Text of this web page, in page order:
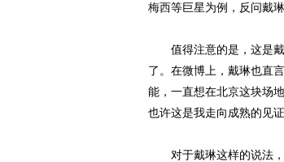
梅西等巨星为例，反问戴
值得注意的是，这是戴
了。在微博上，戴琳也直
能，一直想在北京这块场
也许这是我走向成熟的见
对于戴琳这样的说法，